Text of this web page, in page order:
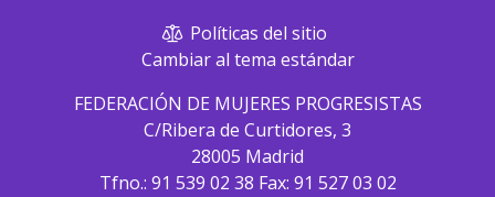
Políticas del sitio
Cambiar al tema estándar
FEDERACIÓN DE MUJERES PROGRESISTAS
C/Ribera de Curtidores, 3
28005 Madrid
Tfno.: 91 539 02 38 Fax: 91 527 03 02